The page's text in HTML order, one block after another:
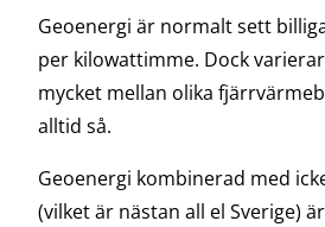
Geoenergi är normalt sett
per kilowattimme. Dock
mycket mellan olika
alltid så.
Geoenergi kombinerad med
(vilket är nästan all el Sverige)